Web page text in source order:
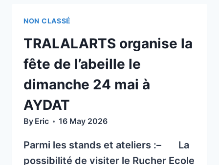
SOCIÉTÉ NATIONALE DES
(SNGTV)
NON CLASSÉ
TRALALARTS organise la
fête de l’abeille le
dimanche 24 mai à
AYDAT
By Eric 16 May 2026
Parmi les stands et ateliers :– La
possibilité de visiter le Rucher Ecole